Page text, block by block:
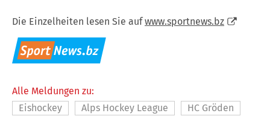
Die Einzelheiten lesen Sie aufwww.sportnews.bz
Alle Meldungen zu:
Eishockey
Alps Hockey League
HC Gröden